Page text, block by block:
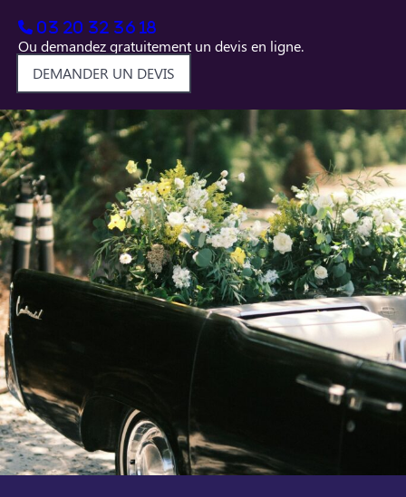
03 20 32 36 18
Ou demandez gratuitement un devis en ligne.
DEMANDER UN DEVIS